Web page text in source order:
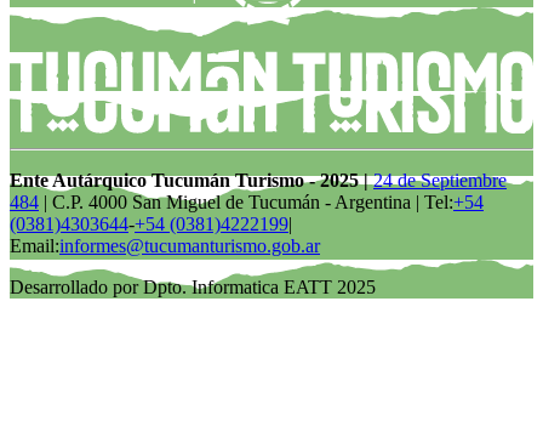
Ente Autárquico Tucumán Turismo - 2025 |24 de Septiembre
484 | C.P. 4000 San Miguel de Tucumán - Argentina | Tel:+54
(0381)4303644-+54 (0381)4222199|
Email:informes@tucumanturismo.gob.ar
Desarrollado por Dpto. Informatica EATT 2025